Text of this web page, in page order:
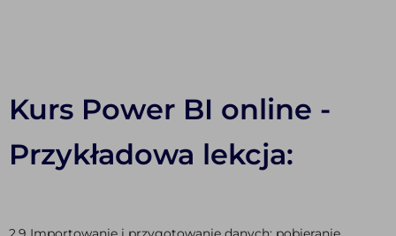
Kurs Power BI online -
Przykładowa lekcja: